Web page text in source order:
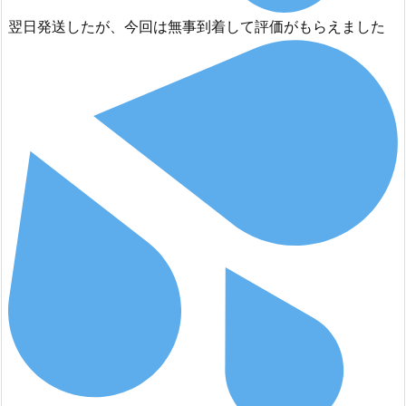
翌日発送したが、今回は無事到着して評価がもらえました